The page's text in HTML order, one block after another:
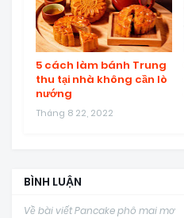
5 cách làm bánh Trung
thu tại nhà không cần lò
nướng
Tháng 8 22, 2022
BÌNH LUẬN
Về bài viết Pancake phô mai mơ